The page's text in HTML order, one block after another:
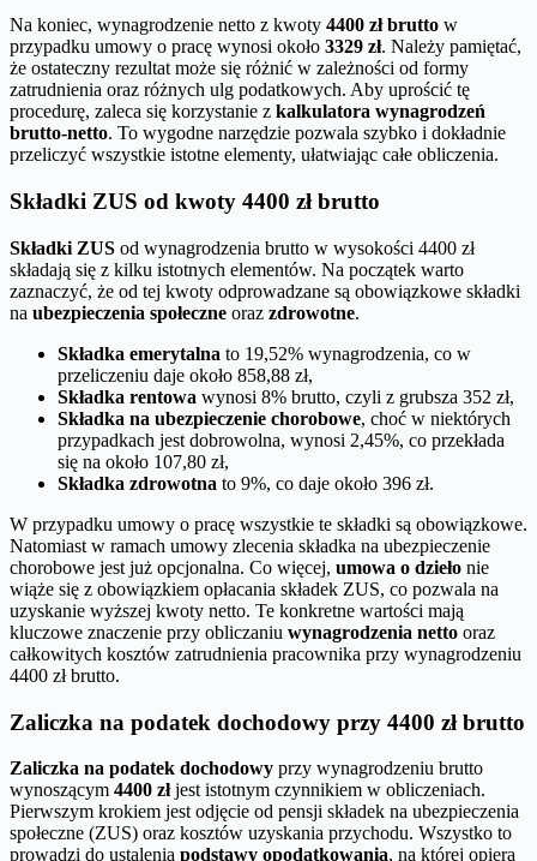
Na koniec, wynagrodzenie netto z kwoty 4400 zł brutto w
przypadku umowy o pracę wynosi około 3329 zł. Należy pamiętać,
że ostateczny rezultat może się różnić w zależności od formy
zatrudnienia oraz różnych ulg podatkowych. Aby uprościć tę
procedurę, zaleca się korzystanie z kalkulatora wynagrodzeń
brutto-netto. To wygodne narzędzie pozwala szybko i dokładnie
przeliczyć wszystkie istotne elementy, ułatwiając całe obliczenia.
Składki ZUS od kwoty 4400 zł brutto
Składki ZUS od wynagrodzenia brutto w wysokości 4400 zł
składają się z kilku istotnych elementów. Na początek warto
zaznaczyć, że od tej kwoty odprowadzane są obowiązkowe składki
na ubezpieczenia społeczne oraz zdrowotne.
Składka emerytalna to 19,52% wynagrodzenia, co w
przeliczeniu daje około 858,88 zł,
Składka rentowa wynosi 8% brutto, czyli z grubsza 352 zł,
Składka na ubezpieczenie chorobowe, choć w niektórych
przypadkach jest dobrowolna, wynosi 2,45%, co przekłada
się na około 107,80 zł,
Składka zdrowotna to 9%, co daje około 396 zł.
W przypadku umowy o pracę wszystkie te składki są obowiązkowe.
Natomiast w ramach umowy zlecenia składka na ubezpieczenie
chorobowe jest już opcjonalna. Co więcej, umowa o dzieło nie
wiąże się z obowiązkiem opłacania składek ZUS, co pozwala na
uzyskanie wyższej kwoty netto. Te konkretne wartości mają
kluczowe znaczenie przy obliczaniu wynagrodzenia netto oraz
całkowitych kosztów zatrudnienia pracownika przy wynagrodzeniu
4400 zł brutto.
Zaliczka na podatek dochodowy przy 4400 zł brutto
Zaliczka na podatek dochodowy przy wynagrodzeniu brutto
wynoszącym 4400 złjest istotnym czynnikiem w obliczeniach.
Pierwszym krokiem jest odjęcie od pensji składek na ubezpieczenia
społeczne (ZUS) oraz kosztów uzyskania przychodu. Wszystko to
prowadzi do ustalenia podstawy opodatkowania, na której opiera